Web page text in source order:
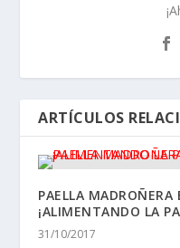
ARTÍCULOS
PAELLA
¡ALIMENTANDO LA
31/10/2017